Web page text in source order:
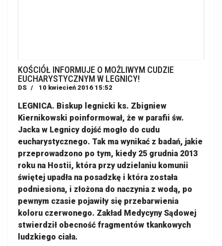
KOŚCIÓŁ INFORMUJE O MOŻLIWYM CUDZIE
EUCHARYSTYCZNYM W LEGNICY!
DS 10 kwiecień 2016 15:52
LEGNICA. Biskup legnicki ks. Zbigniew
Kiernikowski poinformował, że w parafii św.
Jacka w Legnicy dojść mogło do cudu
eucharystycznego. Tak ma wynikać z badań, jakie
przeprowadzono po tym, kiedy 25 grudnia 2013
roku na Hostii, która przy udzielaniu komunii
świętej upadła na posadzkę i która została
podniesiona, i złożona do naczynia z wodą, po
pewnym czasie pojawiły się przebarwienia
koloru czerwonego. Zakład Medycyny Sądowej
stwierdził obecność fragmentów tkankowych
ludzkiego ciała.